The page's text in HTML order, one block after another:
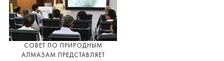
СОВЕТ ПО ПРИРОДНЫМ
АЛМАЗАМ ПРЕДСТАВЛЯЕТ